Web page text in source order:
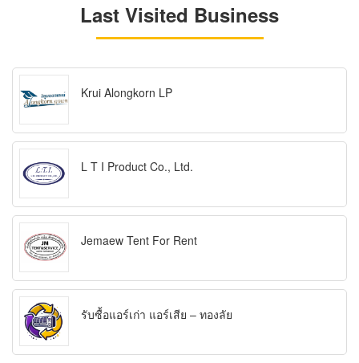
Last Visited Business
Krui Alongkorn LP
L T I Product Co., Ltd.
Jemaew Tent For Rent
รับซื้อแอร์เก่า แอร์เสีย – ทองลัย